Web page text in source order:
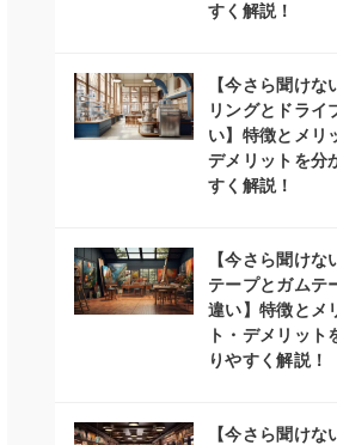
すく解説！
【今さら聞けな
リングとドライ
い】特徴とメリ
デメリットを分
すく解説！
【今さら聞けな
テープとガムテ
違い】特徴とメ
ト・デメリット
りやすく解説！
【今さら聞けな